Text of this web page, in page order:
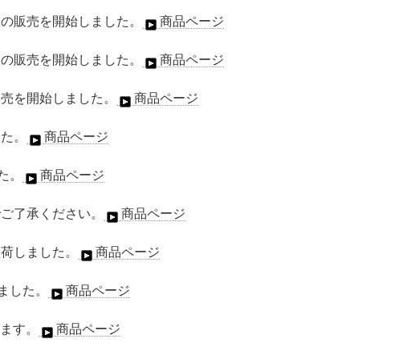
販売を開始しました。
商品ページ
販売を開始しました。
商品ページ
を開始しました。
商品ページ
。
商品ページ
商品ページ
承ください。
商品ページ
しました。
商品ページ
た。
商品ページ
す。
商品ページ